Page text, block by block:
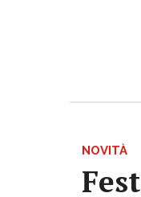
NOVITÀ